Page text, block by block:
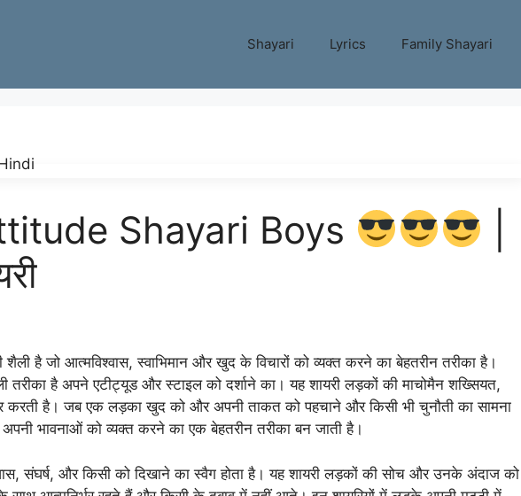
Shayari Lyrics Family Shayari
Shayari Boys
है जो आत्मविश्वास, स्वाभिमान और खुद के विचारों को व्यक्त करने का बेहतरीन तरीका है।
है अपने एटीट्यूड और स्टाइल को दर्शाने का। यह शायरी लड़कों की माचोमैन शख्सियत,
है। जब एक लड़का खुद को और अपनी ताकत को पहचाने और किसी भी चुनौती का सामना
भावनाओं को व्यक्त करने का एक बेहतरीन तरीका बन जाती है।
संघर्ष, और किसी को दिखाने का स्वैग होता है। यह शायरी लड़कों की सोच और उनके अंदाज को